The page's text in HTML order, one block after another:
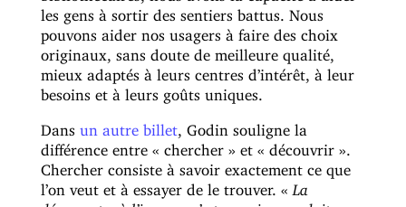
les gens à sortir des sentiers battus. Nous
pouvons aider nos usagers à faire des choix
originaux, sans doute de meilleure qualité,
mieux adaptés à leurs centres d’intérêt, à leur
besoins et à leurs goûts uniques.
Dans un autre billet
, Godin souligne la
différence entre « chercher » et « découvrir ».
Chercher consiste à savoir exactement ce que
l’on veut et à essayer de le trouver. « La